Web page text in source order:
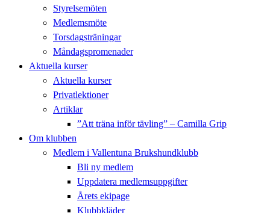
Styrelsemöten
Medlemsmöte
Torsdagsträningar
Måndagspromenader
Aktuella kurser
Aktuella kurser
Privatlektioner
Artiklar
”Att träna inför tävling” – Camilla Grip
Om klubben
Medlem i Vallentuna Brukshundklubb
Bli ny medlem
Uppdatera medlemsuppgifter
Årets ekipage
Klubbkläder